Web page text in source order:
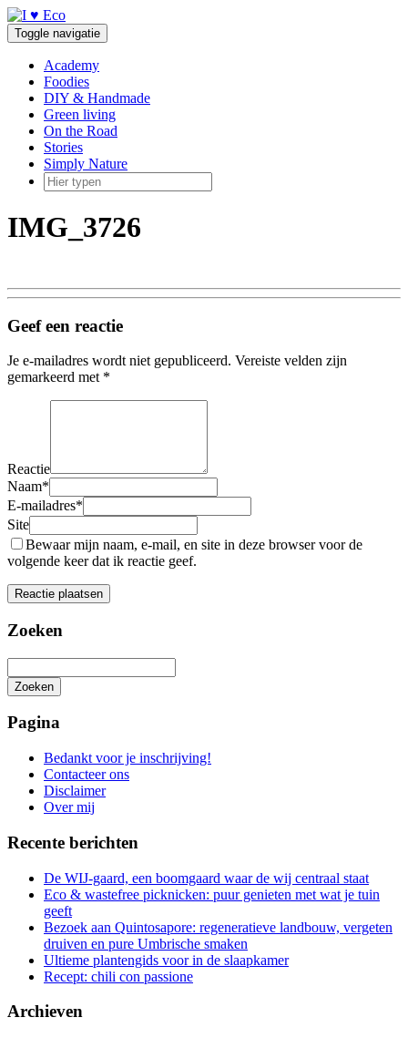
Doorgaan
naar
inhoud
Toggle navigatie
Academy
Foodies
DIY & Handmade
Green living
On the Road
Stories
Simply Nature
IMG_3726
Geef een reactie
Je e-mailadres wordt niet gepubliceerd. Vereiste velden zijn
gemarkeerd met *
Reactie
Naam*
E-mailadres*
Site
Bewaar mijn naam, e-mail, en site in deze browser voor de
volgende keer dat ik reactie geef.
Zoeken
Zoeken
zoeken
Pagina
Bedankt voor je inschrijving!
Contacteer ons
Disclaimer
Over mij
Recente berichten
De WIJ-gaard, een boomgaard waar de wij centraal staat
Eco & wastefree picknicken: puur genieten met wat je tuin
geeft
Bezoek aan Quintosapore: regeneratieve landbouw, vergeten
druiven en pure Umbrische smaken
Ultieme plantengids voor in de slaapkamer
Recept: chili con passione
Archieven